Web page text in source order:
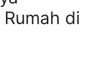
di